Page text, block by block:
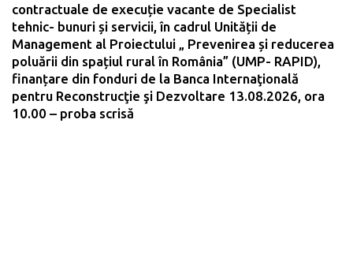
contractuale de execuție vacante de Specialist
tehnic- bunuri și servicii, în cadrul Unității de
Management al Proiectului „ Prevenirea și reducerea
poluării din spațiul rural în România” (UMP- RAPID),
finanțare din fonduri de la Banca Internaţională
pentru Reconstrucţie şi Dezvoltare 13.08.2026, ora
10.00 – proba scrisă